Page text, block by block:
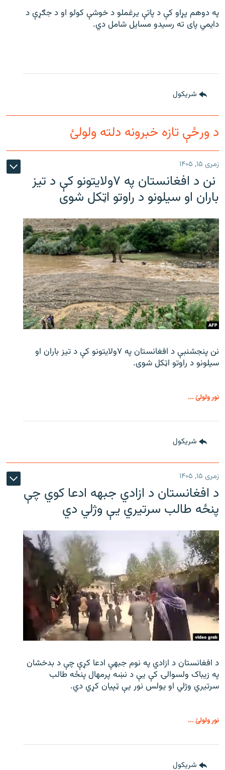
په دوهم پړاو کې د پاتې یرغملو د خوشې کولو او د جګړې د
دایمي پای ته رسیدو مسایل شامل دي.
شريکول
د ورځې تازه خبرونه دلته ولولئ
زمری ۱۵, ۱۴۰۵
نن د افغانستان په ۷ولایتونو کې د تیز
باران او سیلونو د راوتو اټکل شوی
نن پنجشنبې د افغانستان په ۷ولایتونو کې د تیز باران او
سیلونو د راوتو اټکل شوی.
نور ولولئ ...
شريکول
زمری ۱۵, ۱۴۰۵
د افغانستان د ازادي جبهه ادعا کوي چې
پنځه طالب سرتیري يې وژلي دي
د افغانستان د ازادي په نوم جبهې ادعا کړې چې د بدخشان
په زیباک ولسوالۍ کې يې د نښه پرمهال پنځه طالب
سرتیري وژلي او یولس نور يې ټپیان کړي دي.
نور ولولئ ...
شريکول